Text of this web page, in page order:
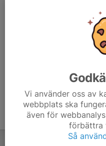
Vi använder oss av
webbplats ska
även för
förbättra
Så